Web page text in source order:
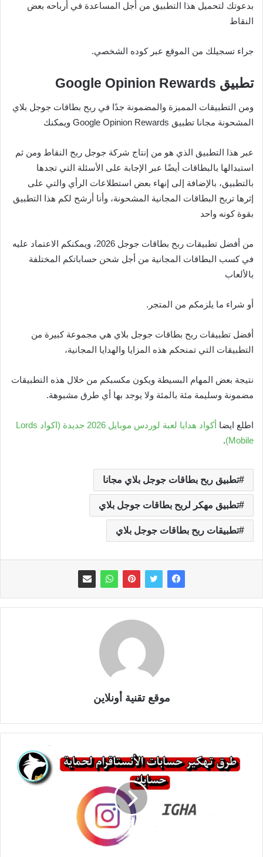
بدعوتك لتحميل هذا التطبيق من أجل المساعدة في أرباحه بعض
النقاط
جراء تسجيلك من الموقع عبر كوده الشخصي.
تطبيق Google Opinion Rewards
ومن التطبيقات المميزة والمضمونة جدًا في ربح بطاقات جوجل بلاي
المشحونة مجانا تطبيق Google Opinion Rewards ويمكنك
عبر هذا التطبيق الذي هو من إنتاج شركة جوجل ربح النقاط ومن ثم
استبدالها بالبطاقات أيضًا عبر الإجابة على الأسئلة التي تجدها
بالتطبيق، بالإضافة إلى إنهاء بعض استطلاعات الرأي والتي على
إثرها تربح البطاقات المجانية المشحونة، وأنا أرشح لكم هذا التطبيق
بقوة كونه واحد
من أفضل تطبيقات ربح بطاقات جوجل 2026، ويمكنكم الاعتماد عليه
في كسب البطاقات المجانية من أجل شحن حساباتكم المختلفة
بالألعاب
أو شراء ما يلزمكم من المتجر.
أفضل تطبيقات ربح بطاقات جوجل بلاي هي مجموعة كبيرة من
التطبيقات التي تمنحكم هذه المزايا والهدايا المجانية،
نتيجة بعض المهام البسيطة ويكون مكسبكم من خلال هذه التطبيقات
مضمونة وسليمة مئة بالمئة ولا يوجد بها أي طرق مشبوهة.
اطلع ايضا
أكواد هدايا لعبة لوردس موبايل 2026 جديدة (اكواد Lords
Mobile)
.
تطبيق ربح بطاقات جوجل بلاي مجانا
تطبيق مهكر لربح بطاقات جوجل بلاي
تطبيقات ربح بطاقات جوجل بلاي
موقع تقنية أونلاين